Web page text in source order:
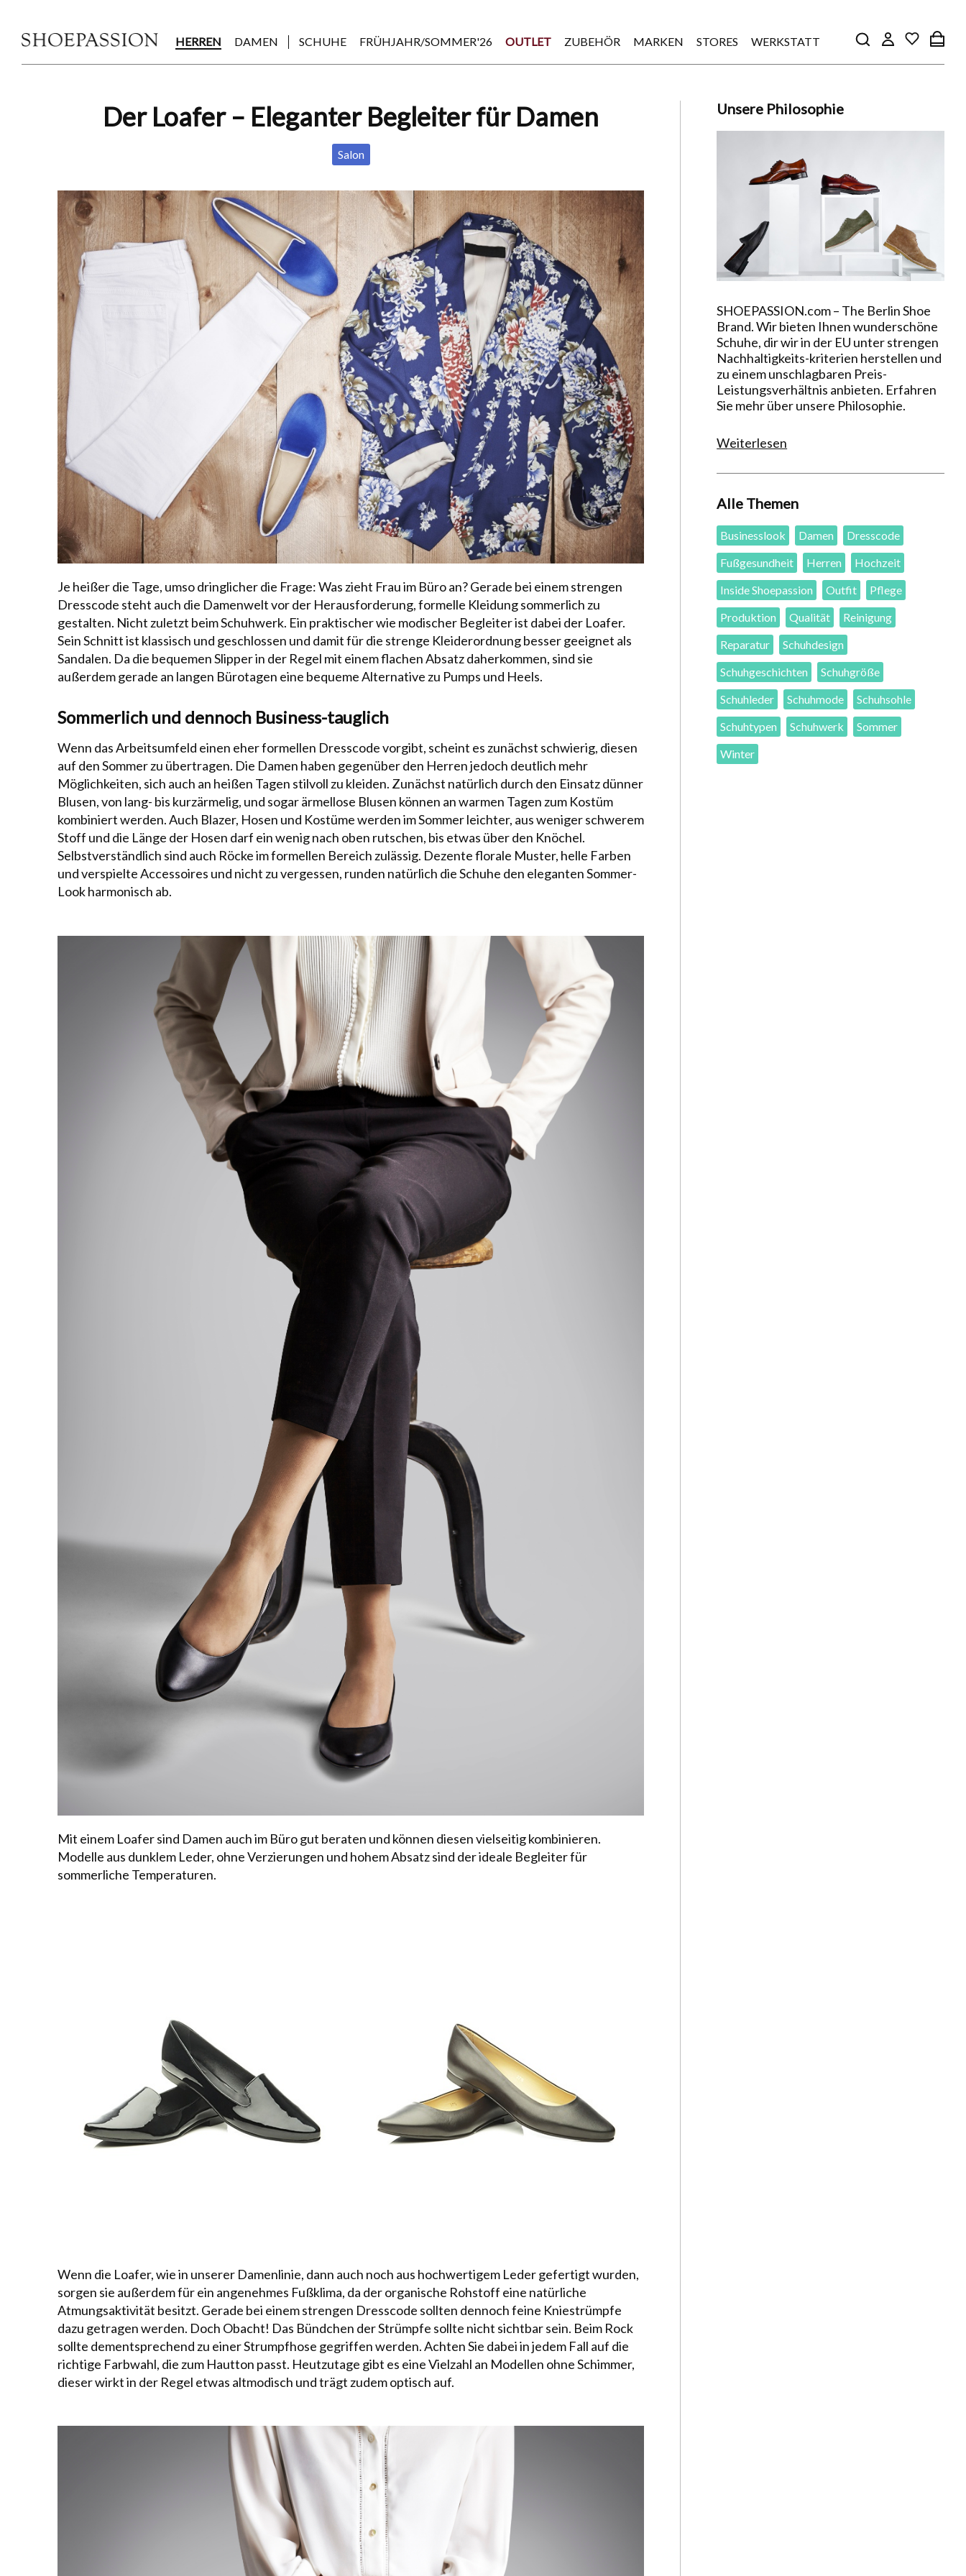
HERREN DAMEN SCHUHE FRÜHJAHR/SOMMER'26 OUTLET ZUBEHÖR MARKEN STORES WERKSTATT
navigationDer Loafer – Eleganter Begleiter für Damen
Salon
Je heißer die Tage, umso dringlicher die Frage: Was zieht Frau im Büro an? Gerade bei einem strengen
Dresscode steht auch die Damenwelt vor der Herausforderung, formelle Kleidung sommerlich zu
gestalten. Nicht zuletzt beim Schuhwerk. Ein praktischer wie modischer Begleiter ist dabei der Loafer.
Sein Schnitt ist klassisch und geschlossen und damit für die strenge Kleiderordnung besser geeignet als
Sandalen. Da die bequemen Slipper in der Regel mit einem flachen Absatz daherkommen, sind sie
außerdem gerade an langen Bürotagen eine bequeme Alternative zu Pumps und Heels.
Sommerlich und dennoch Business-tauglich
Wenn das Arbeitsumfeld einen eher formellen Dresscode vorgibt, scheint es zunächst schwierig, diesen
auf den Sommer zu übertragen. Die Damen haben gegenüber den Herren jedoch deutlich mehr
Möglichkeiten, sich auch an heißen Tagen stilvoll zu kleiden. Zunächst natürlich durch den Einsatz dünner
Blusen, von lang- bis kurzärmelig, und sogar ärmellose Blusen können an warmen Tagen zum Kostüm
kombiniert werden. Auch Blazer, Hosen und Kostüme werden im Sommer leichter, aus weniger schwerem
Stoff und die Länge der Hosen darf ein wenig nach oben rutschen, bis etwas über den Knöchel.
Selbstverständlich sind auch Röcke im formellen Bereich zulässig. Dezente florale Muster, helle Farben
und verspielte Accessoires und nicht zu vergessen, runden natürlich die Schuhe den eleganten Sommer-
Look harmonisch ab.
Mit einem Loafer sind Damen auch im Büro gut beraten und können diesen vielseitig kombinieren.
Modelle aus dunklem Leder, ohne Verzierungen und hohem Absatz sind der ideale Begleiter für
sommerliche Temperaturen.
Wenn die Loafer, wie in unserer Damenlinie, dann auch noch aus hochwertigem Ledergefertigt wurden,
sorgen sie außerdem für ein angenehmes Fußklima, da der organische Rohstoff eine natürliche
Atmungsaktivität besitzt. Gerade bei einem strengen Dresscode sollten dennoch feine Kniestrümpfe
dazu getragen werden. Doch Obacht! Das Bündchen der Strümpfe sollte nicht sichtbar sein. Beim Rock
sollte dementsprechend zu einer Strumpfhose gegriffen werden. Achten Sie dabei in jedem Fall auf die
richtige Farbwahl, die zum Hautton passt. Heutzutage gibt es eine Vielzahl an Modellen ohne Schimmer,
dieser wirkt in der Regel etwas altmodisch und trägt zudem optisch auf.
Unsere Philosophie
SHOEPASSION.com – The Berlin Shoe
Brand. Wir bieten Ihnen wunderschöne
Schuhe, dir wir in der EU unter strengen
Nachhaltigkeits-kriterien herstellen und
zu einem unschlagbaren Preis-
Leistungsverhältnis anbieten. Erfahren
Sie mehr über unsere Philosophie.
Weiterlesen
Alle Themen
Businesslook Damen
Dresscode
Fußgesundheit
Herren
Hochzeit
Inside Shoepassion
Outfit
Pflege
Produktion
Qualität
Reinigung
Reparatur
Schuhdesign
Schuhgeschichten
Schuhgröße
Schuhleder
Schuhmode
Schuhsohle
Schuhtypen
Schuhwerk
Sommer
Winter